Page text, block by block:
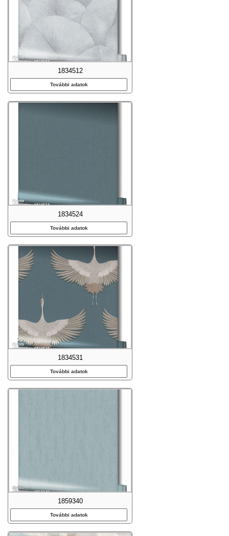
1834512
További adatok
1834524
További adatok
1834531
További adatok
1859340
További adatok